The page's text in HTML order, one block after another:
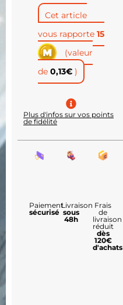
Cet article
vous rapporte 15
(valeur
de 0,13€ )
Plus d'infos sur vos points
de fidélité
Paiement
sécurisé
Livraison
sous
48h
Frais
de
livraison
réduit
dès
120€
d'achats